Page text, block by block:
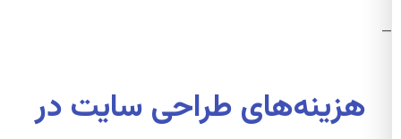
—
هزینه‌های طراحی سایت در